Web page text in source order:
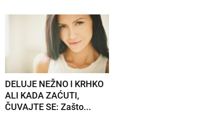
DELUJE NEŽNO I KRHKO
ALI KADA ZAĆUTI,
ČUVAJTE SE: Zašto...